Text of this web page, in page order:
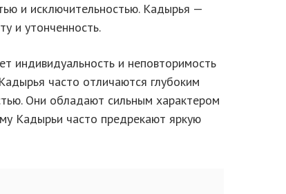
и исключительностью. Кадырья —
и утонченность.
индивидуальность и неповторимость
часто отличаются глубоким
Они обладают сильным характером
Кадырьи часто предрекают яркую